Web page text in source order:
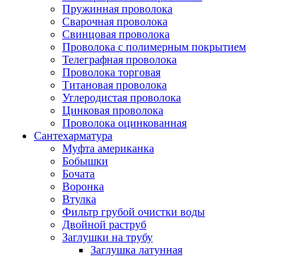
Пружинная проволока
Сварочная проволока
Свинцовая проволока
Проволока с полимерным покрытием
Телеграфная проволока
Проволока торговая
Титановая проволока
Углеродистая проволока
Цинковая проволока
Проволока оцинкованная
Сантехарматура
Муфта американка
Бобышки
Бочата
Воронка
Втулка
Фильтр грубой очистки воды
Двойной раструб
Заглушки на трубу
Заглушка латунная